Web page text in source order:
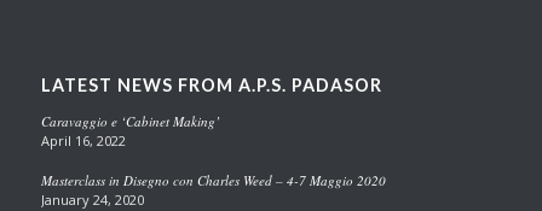
LATEST NEWS FROM A.P.S. PADASOR
Caravaggio e ‘Cabinet Making’
April 16, 2022
Masterclass in Disegno con Charles Weed – 4-7 Maggio 2020
January 24, 2020